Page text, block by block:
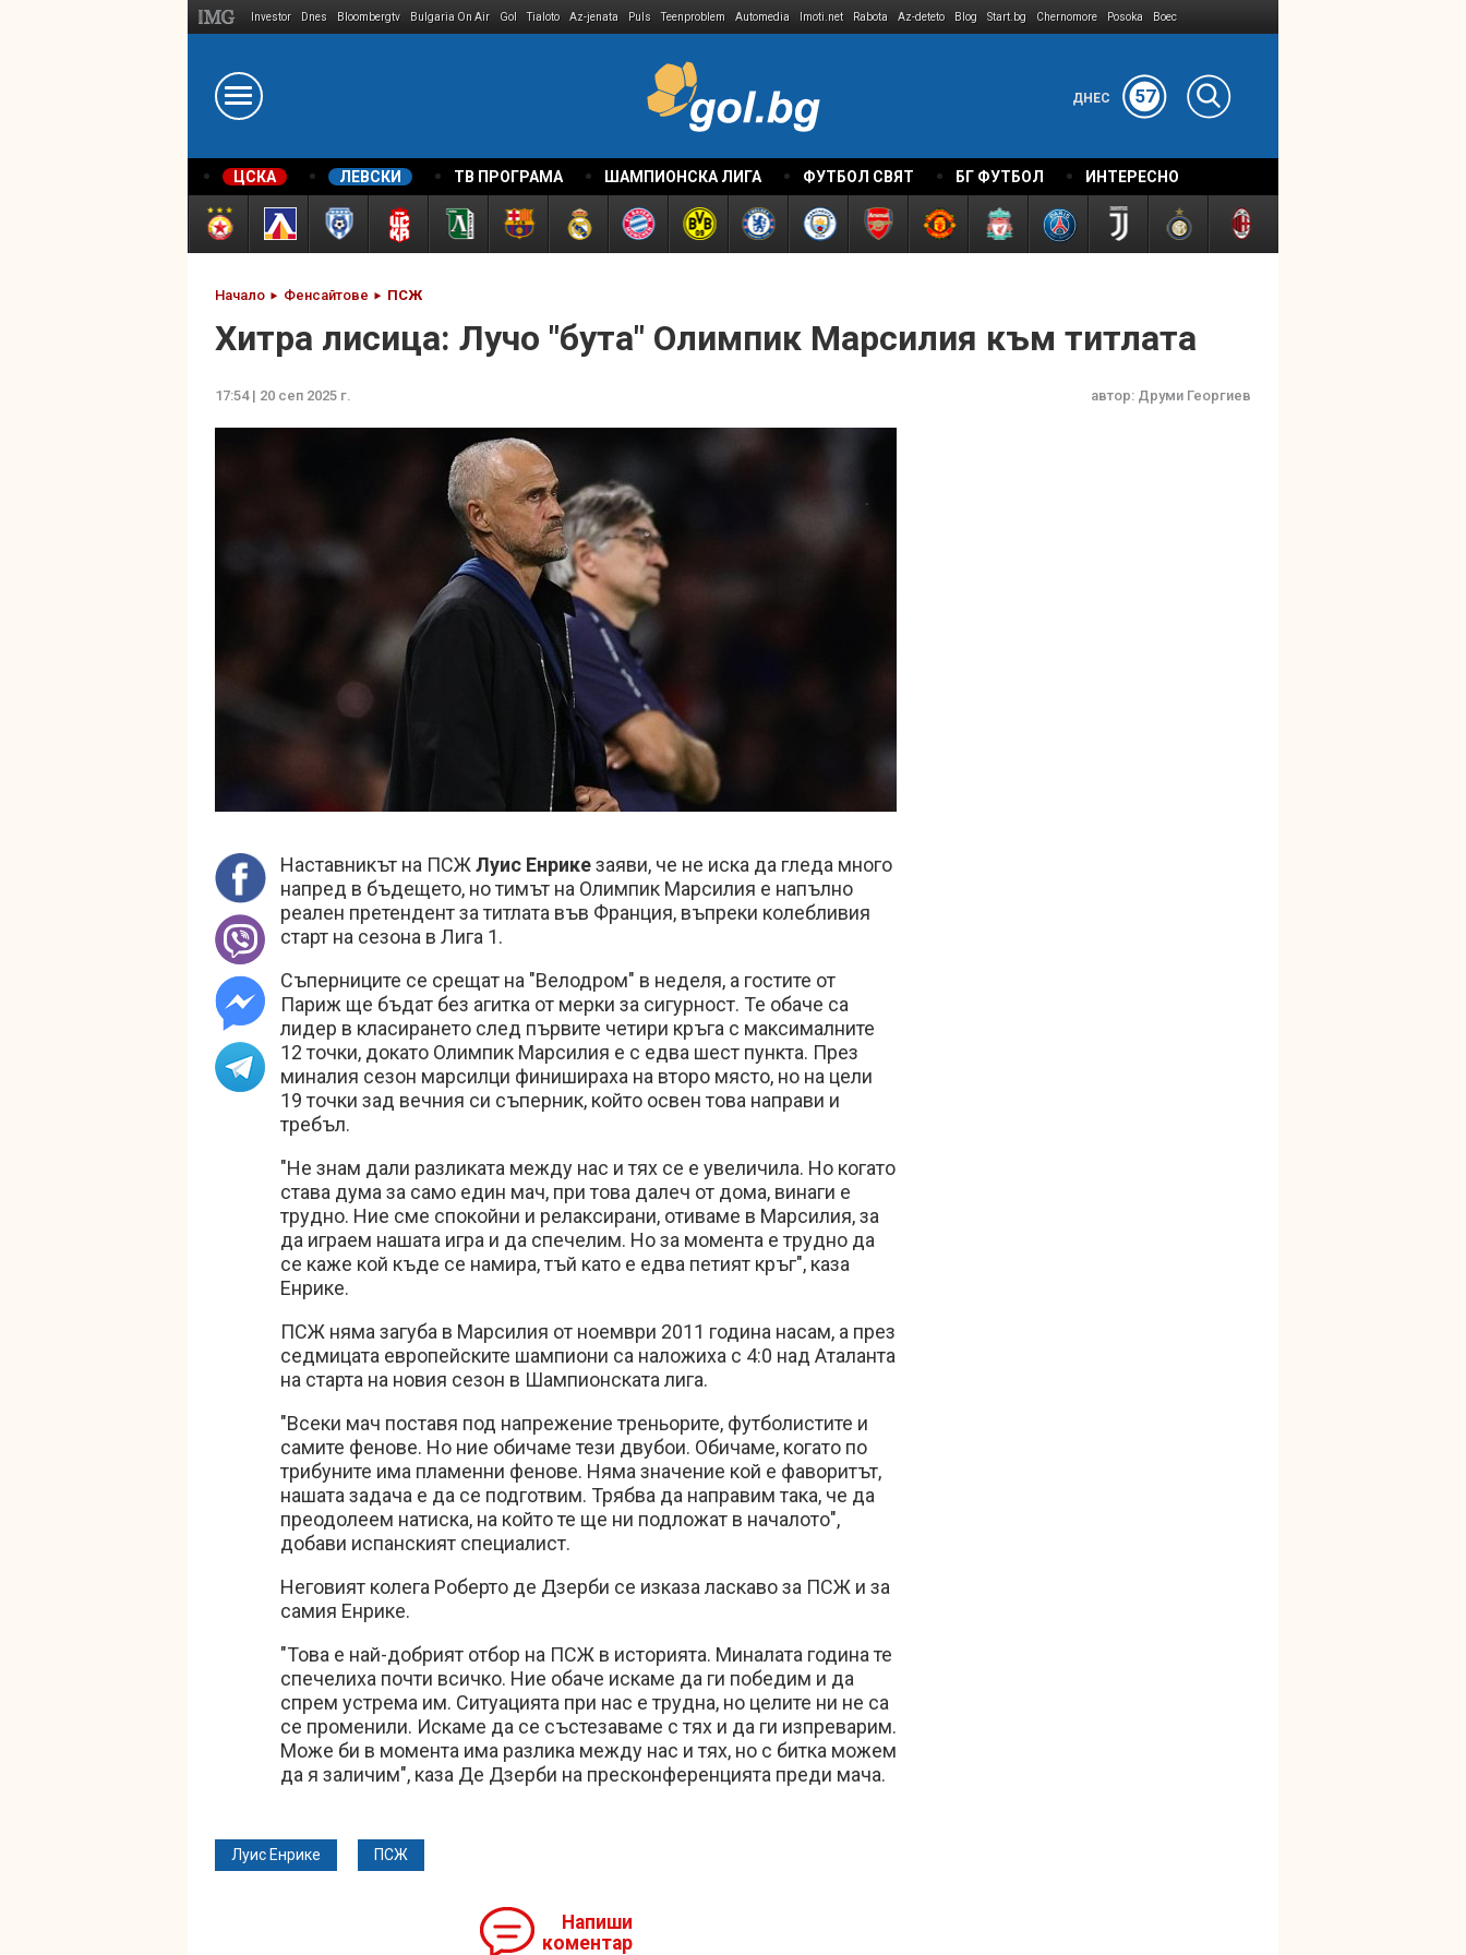
Investor Dnes Bloombergtv Bulgaria On Air Gol Tialoto Az-jenata Puls Teenproblem Automedia Imoti.net Rabota Az-deteto Blog Start.bg Chernomore Posoka Boec
ДНЕС 57
ЦСКА ЛЕВСКИ ТВ ПРОГРАМА ШАМПИОНСКА ЛИГА ФУТБОЛ СВЯТ БГ ФУТБОЛ ИНТЕРЕСНО
Начало Фенсайтове ПСЖ
Хитра лисица: Лучо "бута" Олимпик Марсилия към титлата
17:54 | 20 сеп 2025 г. автор: Друми Георгиев
Наставникът на ПСЖЛуис Енрикезаяви, че не иска да гледа много
напред в бъдещето, но тимът на Олимпик Марсилия е напълно
реален претендент за титлата във Франция, въпреки колебливия
старт на сезона в Лига 1.
Съперниците се срещат на "Велодром" в неделя, а гостите от
Париж ще бъдат без агитка от мерки за сигурност. Те обаче са
лидер в класирането след първите четири кръга с максималните
12 точки, докато Олимпик Марсилия е с едва шест пункта. През
миналия сезон марсилци финишираха на второ място, но на цели
19 точки зад вечния си съперник, който освен това направи и
требъл.
"Не знам дали разликата между нас и тях се е увеличила. Но когато
става дума за само един мач, при това далеч от дома, винаги е
трудно. Ние сме спокойни и релаксирани, отиваме в Марсилия, за
да играем нашата игра и да спечелим. Но за момента е трудно да
се каже кой къде се намира, тъй като е едва петият кръг", каза
Енрике.
ПСЖ няма загуба в Марсилия от ноември 2011 година насам, а през
седмицата европейските шампиони са наложиха с 4:0 над Аталанта
на старта на новия сезон в Шампионската лига.
"Всеки мач поставя под напрежение треньорите, футболистите и
самите фенове. Но ние обичаме тези двубои. Обичаме, когато по
трибуните има пламенни фенове. Няма значение кой е фаворитът,
нашата задача е да се подготвим. Трябва да направим така, че да
преодолеем натиска, на който те ще ни подложат в началото",
добави испанският специалист.
Неговият колега Роберто де Дзерби се изказа ласкаво за ПСЖ и за
самия Енрике.
"Това е най-добрият отбор на ПСЖ в историята. Миналата година те
спечелиха почти всичко. Ние обаче искаме да ги победим и да
спрем устрема им. Ситуацията при нас е трудна, но целите ни не са
се променили. Искаме да се състезаваме с тях и да ги изпреварим.
Може би в момента има разлика между нас и тях, но с битка можем
да я заличим", каза Де Дзерби на пресконференцията преди мача.
Луис Енрике ПСЖ
Напиши
коментар